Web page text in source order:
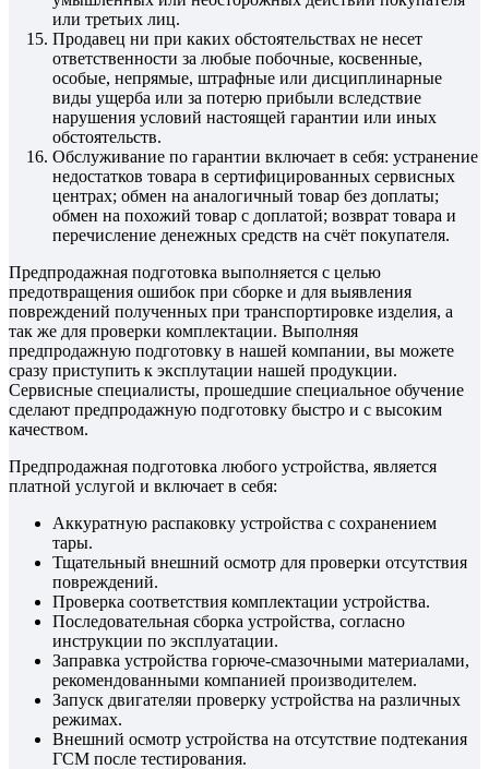
или третьих лиц.
Продавец ни при каких обстоятельствах не несет
ответственности за любые побочные, косвенные,
особые, непрямые, штрафные или дисциплинарные
виды ущерба или за потерю прибыли вследствие
нарушения условий настоящей гарантии или иных
обстоятельств.
Обслуживание по гарантии включает в себя: устранение
недостатков товара в сертифицированных сервисных
центрах; обмен на аналогичный товар без доплаты;
обмен на похожий товар с доплатой; возврат товара и
перечисление денежных средств на счёт покупателя.
Предпродажная подготовка выполняется с целью
предотвращения ошибок при сборке и для выявления
повреждений полученных при транспортировке изделия, а
так же для проверки комплектации. Выполняя
предпродажную подготовку в нашей компании, вы можете
сразу приступить к эксплутации нашей продукции.
Сервисные специалисты, прошедшие специальное обучение
сделают предпродажную подготовку быстро и с высоким
качеством.
Предпродажная подготовка любого устройства, является
платной услугой и включает в себя:
Аккуратную распаковку устройства с сохранением
тары.
Тщательный внешний осмотр для проверки отсутствия
повреждений.
Проверка соответствия комплектации устройства.
Последовательная сборка устройства, согласно
инструкции по эксплуатации.
Заправка устройства горюче-смазочными материалами,
рекомендованными компанией производителем.
Запуск двигателяи проверку устройства на различных
режимах.
Внешний осмотр устройства на отсутствие подтекания
ГСМ после тестирования.